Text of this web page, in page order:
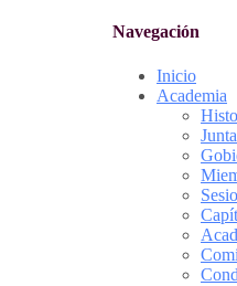
Navegación
Inicio
Academia